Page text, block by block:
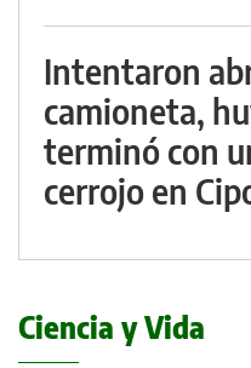
Intentaron
camioneta,
terminó con
cerrojo en
Ciencia y Vida